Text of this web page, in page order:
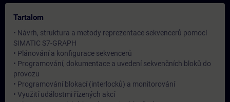
Tartalom
• Návrh, struktura a metody reprezentace sekvencerů pomocí
SIMATIC S7-GRAPH
• Plánování a konfigurace sekvencerů
• Programování, dokumentace a uvedení sekvenčních bloků do
provozu
• Programování blokací (interlocků) a monitorování
• Využití událostmi řízených akcí